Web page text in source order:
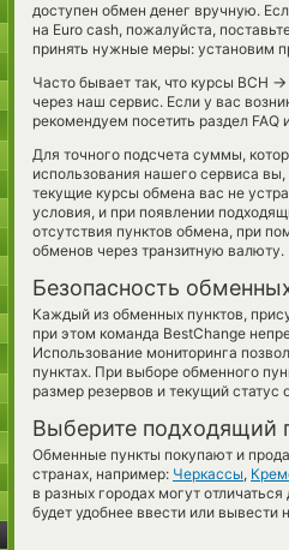
доступен обмен денег вручную.
на Euro cash, пожалуйста,
принять нужные меры: установим
Часто бывает так, что курсы BCH →
через наш сервис. Если у вас
рекомендуем посетить раздел FAQ
Для точного подсчета суммы,
использования нашего сервиса
текущие курсы обмена вас не
условия, и при появлении
отсутствия пунктов обмена, при
обменов через транзитную валюту.
Безопасность
Каждый из обменных пунктов,
при этом команда BestChange
Использование мониторинга
пунктах. При выборе обменного
размер резервов и текущий
Выберите подходящий
Обменные пункты покупают и
странах, например: Черкассы,
в разных городах могут
будет удобнее ввести или вывести